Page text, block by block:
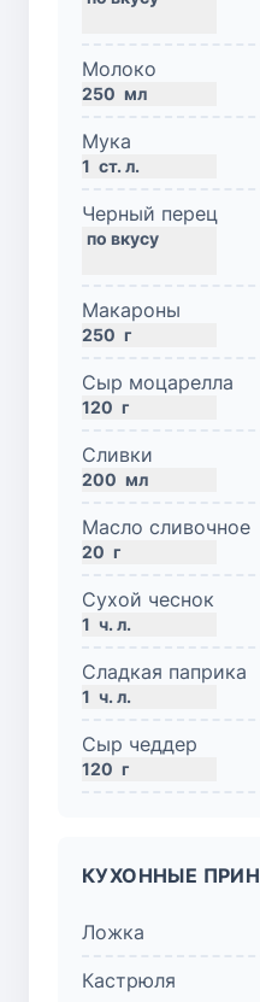
Молоко
250 мл
Мука
1 ст. л.
Черный перец
Макароны
250 г
Сыр моцарелла
120 г
Сливки
200 мл
Масло сливочное
20 г
Сухой чеснок
1 ч. л.
Сладкая паприка
1 ч. л.
Сыр чеддер
120 г
КУХОННЫЕ
Ложка
Кастрюля